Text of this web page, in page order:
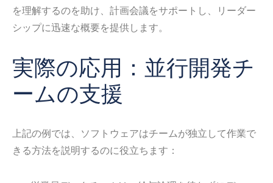
を理解するのを助け、計画会議をサポートし、リーダー
シップに迅速な概要を提供します。
実際の応用：並行開発チ
ームの支援
上記の例では、ソフトウェアはチームが独立して作業で
きる方法を説明するのに役立ちます：